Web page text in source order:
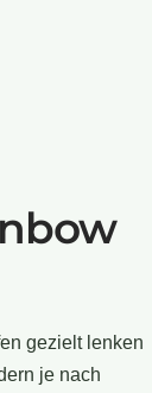
gezielt lenken
je nach